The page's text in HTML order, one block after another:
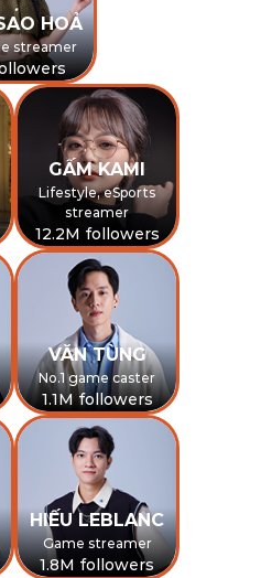
HIẾU LEBLANC
Game streamer
1.8M followers
VĂN TÙNG
No.1 game caster
1.1M followers
GẤM KAMI
Lifestyle, eSports
streamer
12.2M followers
HOẢ
streamer